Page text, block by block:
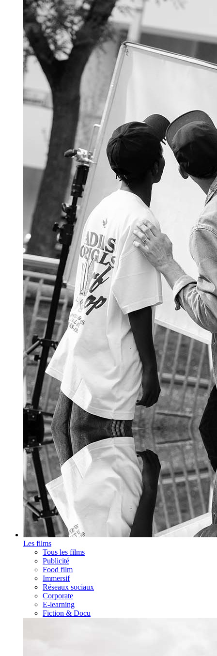
Les films
Tous les films
Publicité
Food film
Immersif
Réseaux sociaux
Corporate
E-learning
Fiction & Docu